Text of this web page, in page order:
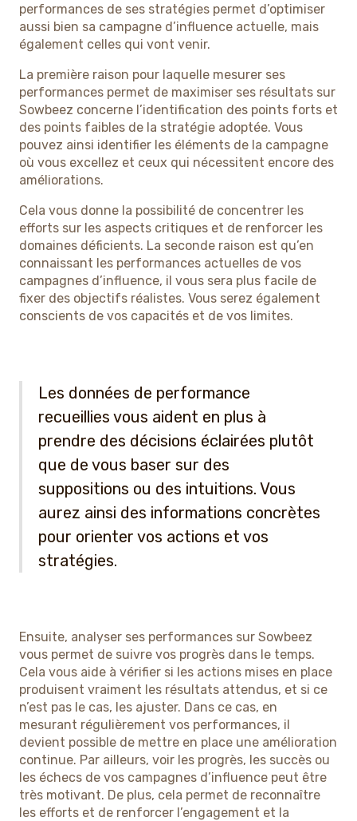
performances de ses stratégies permet d’optimiser
aussi bien sa campagne d’influence actuelle, mais
également celles qui vont venir.
La première raison pour laquelle mesurer ses
performances permet de maximiser ses résultats sur
Sowbeez concerne l’identification des points forts et
des points faibles de la stratégie adoptée. Vous
pouvez ainsi identifier les éléments de la campagne
où vous excellez et ceux qui nécessitent encore des
améliorations.
Cela vous donne la possibilité de concentrer les
efforts sur les aspects critiques et de renforcer les
domaines déficients. La seconde raison est qu’en
connaissant les performances actuelles de vos
campagnes d’influence, il vous sera plus facile de
fixer des objectifs réalistes. Vous serez également
conscients de vos capacités et de vos limites.
Les données de performance
recueillies vous aident en plus à
prendre des décisions éclairées plutôt
que de vous baser sur des
suppositions ou des intuitions. Vous
aurez ainsi des informations concrètes
pour orienter vos actions et vos
stratégies.
Ensuite, analyser ses performances sur Sowbeez
vous permet de suivre vos progrès dans le temps.
Cela vous aide à vérifier si les actions mises en place
produisent vraiment les résultats attendus, et si ce
n’est pas le cas, les ajuster. Dans ce cas, en
mesurant régulièrement vos performances, il
devient possible de mettre en place une amélioration
continue. Par ailleurs, voir les progrès, les succès ou
les échecs de vos campagnes d’influence peut être
très motivant. De plus, cela permet de reconnaître
les efforts et de renforcer l’engagement et la